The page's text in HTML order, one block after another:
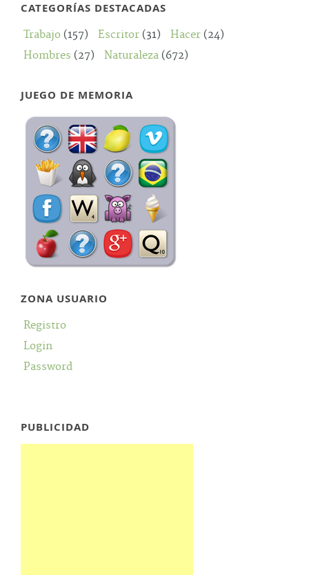
CATEGORÍAS DESTACADAS
Trabajo (157) Escritor (31) Hacer (24)
Hombres (27) Naturaleza (672)
JUEGO DE MEMORIA
ZONA USUARIO
Registro
Login
Password
PUBLICIDAD